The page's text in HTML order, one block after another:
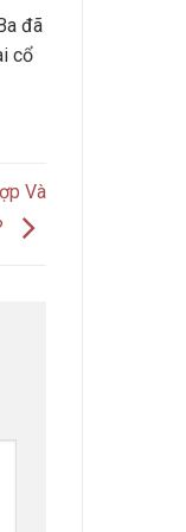
đã
cổ
Và